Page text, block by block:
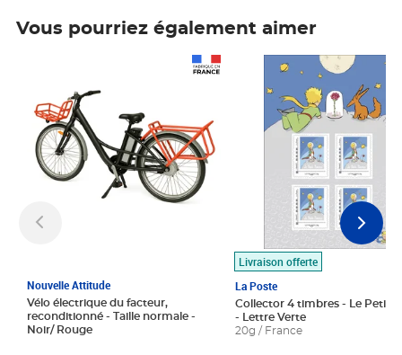
Vous pourriez également aimer
Nouvelle Attitude
Vélo électrique du facteur,
reconditionné - Taille normale -
Noir/ Rouge
Livraison offerte
La Poste
Collector 4 timbres - Le Petit
- Lettre Verte
20g / France
Prix 7,50€